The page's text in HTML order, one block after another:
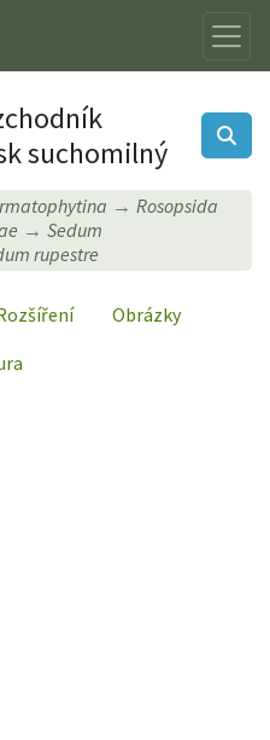
suchomilný
Rosopsida
Sedum
rupestre
Obrázky